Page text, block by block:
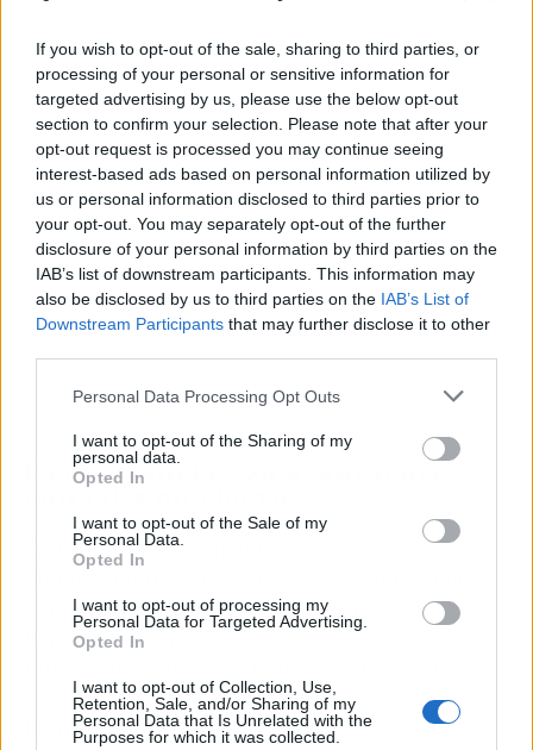
If you wish to opt-out of the sale, sharing to third parties, or
processing of your personal or sensitive information for
targeted advertising by us, please use the below opt-out
section to confirm your selection. Please note that after your
opt-out request is processed you may continue seeing
interest-based ads based on personal information utilized by
us or personal information disclosed to third parties prior to
your opt-out. You may separately opt-out of the further
disclosure of your personal information by third parties on the
IAB’s list of downstream participants. This information may
also be disclosed by us to third parties on the IAB’s List of
Downstream Participants that may further disclose it to other
Personal Data Processing Opt Outs
I want to opt-out of the Sharing of my
personal data.
Opted In
I want to opt-out of the Sale of my
Personal Data.
Opted In
I want to opt-out of processing my
Personal Data for Targeted Advertising.
Opted In
I want to opt-out of Collection, Use,
Retention, Sale, and/or Sharing of my
Personal Data that Is Unrelated with the
Purposes for which it was collected.
Publicidad
La concienciación avanza, pero
aún falta mucha voz
Cada año, la preocupación social por el
bienestar animal durante celebraciones como
San Juan crece, y eso es una buena noticia.
Pero los veterinarios insisten en que todavía se
Disfrutar de la fiesta y proteger a los animales